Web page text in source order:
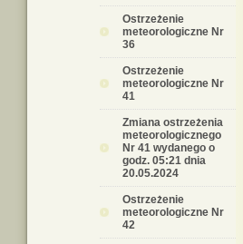
Ostrzeżenie
meteorologiczne Nr
36
Ostrzeżenie
meteorologiczne Nr
41
Zmiana ostrzeżenia
meteorologicznego
Nr 41 wydanego o
godz. 05:21 dnia
20.05.2024
Ostrzeżenie
meteorologiczne Nr
42